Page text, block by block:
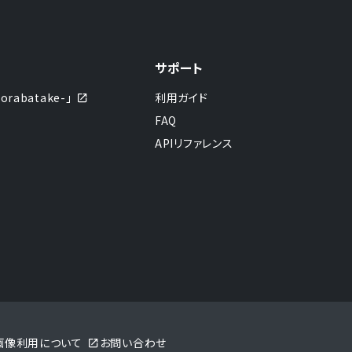
」
サポート
利用ガイド
FAQ
APIリファレンス
利用について お問い合わせ